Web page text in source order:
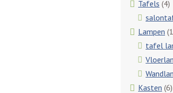
Tafels (4)
Lampen
tafel
Kasten (6)